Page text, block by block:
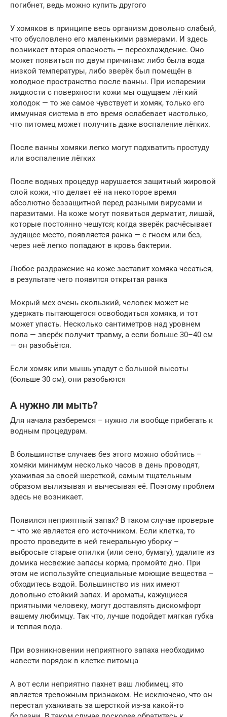
погибнет, ведь можно купить другого
У хомяков в принципе весь организм довольно слабый,
что обусловлено его маленькими размерами. И здесь
возникает вторая опасность — переохлаждение. Оно
может появиться по двум причинам: либо была вода
низкой температуры, либо зверёк был помещён в
холодное пространство после ванны. При испарении
жидкости с поверхности кожи мы ощущаем лёгкий
холодок — то же самое чувствует и хомяк, только его
иммунная система в это время ослабевает настолько,
что питомец может получить даже воспаление лёгких.
После ванны хомяки легко могут подхватить простуду
или воспаление лёгких
После водных процедур нарушается защитный жировой
слой кожи, что делает её на некоторое время
абсолютно беззащитной перед разными вирусами и
паразитами. На коже могут появиться дерматит, лишай,
которые постоянно чешутся; когда зверёк расчёсывает
зудящее место, появляется ранка — с гноем или без,
через неё легко попадают в кровь бактерии.
Любое раздражение на коже заставит хомяка чесаться,
в результате чего появится открытая ранка
Мокрый мех очень скользкий, человек может не
удержать пытающегося освободиться хомяка, и тот
может упасть. Несколько сантиметров над уровнем
пола — зверёк получит травму, а если больше 30–40 см
— он разобьётся.
Если хомяк или мышь упадут с большой высоты
(больше 30 см), они разобьются
А нужно ли мыть?
Для начала разберемся – нужно ли вообще прибегать к
водным процедурам.
В большинстве случаев без этого можно обойтись –
хомяки минимум несколько часов в день проводят,
ухаживая за своей шерсткой, самым тщательным
образом вылизывая и вычесывая её. Поэтому проблем
здесь не возникает.
Появился неприятный запах? В таком случае проверьте
– что же является его источником. Если клетка, то
просто проведите в ней генеральную уборку –
выбросьте старые опилки (или сено, бумагу), удалите из
домика несвежие запасы корма, промойте дно. При
этом не используйте специальные моющие вещества –
обходитесь водой. Большинство из них имеют
довольно стойкий запах. И ароматы, кажущиеся
приятными человеку, могут доставлять дискомфорт
вашему любимцу. Так что, лучше подойдет мягкая губка
и теплая вода.
При возникновении неприятного запаха необходимо
навести порядок в клетке питомца
А вот если неприятно пахнет ваш любимец, это
является тревожным признаком. Не исключено, что он
перестал ухаживать за шерсткой из-за какой-то